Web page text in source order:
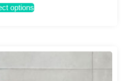
options